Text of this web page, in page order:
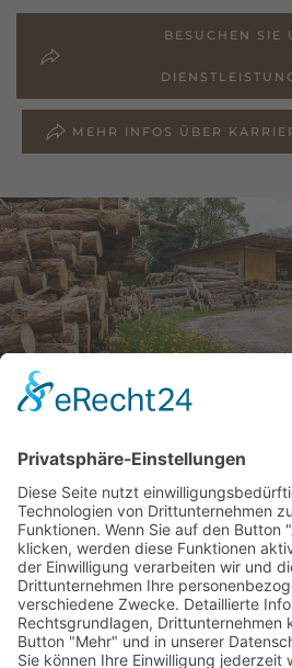
BESUCHEN SIE
MEHR INFOS ÜBER
IMPRESSUM
57, 91346
TELEFON:
0157-
·
WIR LIEFERN BRENNHOLZ FÜR
STÄDTE IN MITTELFRANKEN
BAMBERG
BERINGERSDORF